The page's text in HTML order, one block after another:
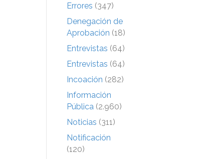
Errores (347)
Denegación de
Aprobación (18)
Entrevistas (64)
Entrevistas (64)
Incoación (282)
Información
Pública (2.960)
Noticias (311)
Notificación
(120)